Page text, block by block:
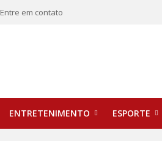
Entre em contato
ENTRETENIMENTO ESPORTE